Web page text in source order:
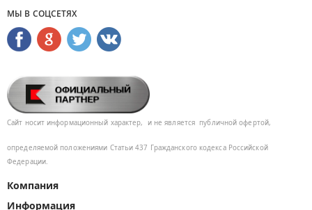
МЫ В СОЦСЕТЯХ
Сайт носит информационный характер, и не является публичной офертой,
определяемой положениями Статьи 437 Гражданского кодекса Российской
Федерации.
Компания
Информация